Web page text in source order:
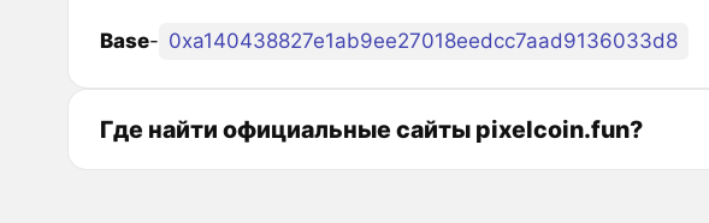
Base- 0xa140438827e1ab9ee27018eedcc7aad9136033d8
Где найти официальные сайты pixelcoin.fun?